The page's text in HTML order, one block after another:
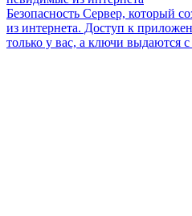
Безопасность Сервер, который
из интернета. Доступ к
только у вас, а ключи выдаются